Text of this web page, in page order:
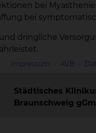
bei
bei
dringliche
Impressum AVB
Städtisches
Braunschweig